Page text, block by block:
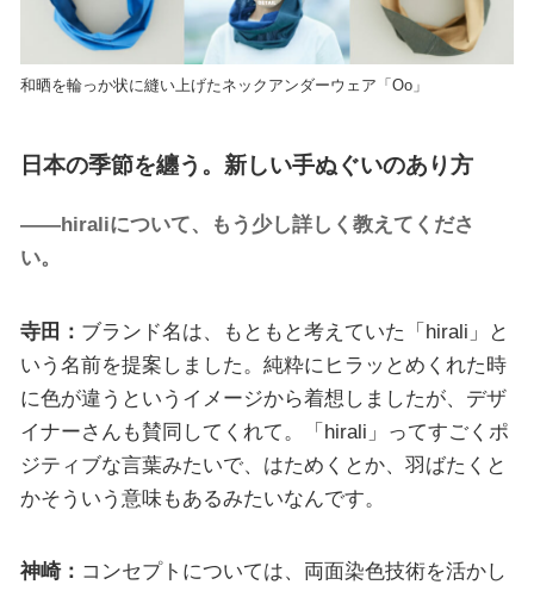
和晒を輪っか状に縫い上げたネックアンダーウェア「Oo」
日本の季節を纏う。新しい手ぬぐいのあり方
――hiraliについて、もう少し詳しく教えてくださ
い。
寺田： ブランド名は、もともと考えていた「hirali」と
いう名前を提案しました。純粋にヒラッとめくれた時
に色が違うというイメージから着想しましたが、デザ
イナーさんも賛同してくれて。「hirali」ってすごくポ
ジティブな言葉みたいで、はためくとか、羽ばたくと
かそういう意味もあるみたいなんです。
神崎： コンセプトについては、両面染色技術を活かし